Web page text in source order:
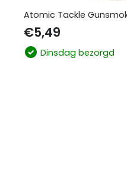
Atomic Tackle
€5,49
Dinsdag bezorgd